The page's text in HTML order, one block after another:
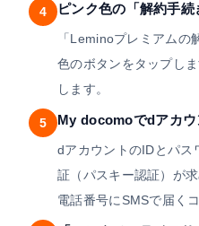
4 ピンク色の「解約手
「Leminoプレミアムの
色のボタンをタップし
します。
5 My docomoでdアカウ
dアカウントのIDとパス
証（パスキー認証）が
電話番号にSMSで届く